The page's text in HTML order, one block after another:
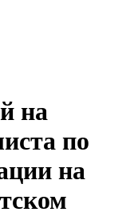
на
по
на